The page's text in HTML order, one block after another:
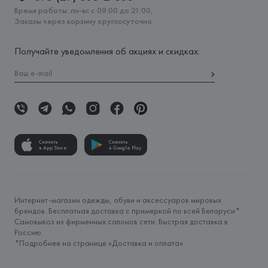
Время работы: пн-вс с 09:00 до 21:00,
Заказы через корзину круглосуточно
Получайте уведомления об акциях и скидках:
Скачать
в App Store
Скачать
в Google Play
Интернет-магазин одежды, обуви и аксессуаров мировых
брендов. Бесплатная доставка с примеркой по всей Беларуси*.
Самовывоз из фирменных салонов сети. Быстрая доставка в
Россию.
*Подробнее на странице «Доставка и оплата»